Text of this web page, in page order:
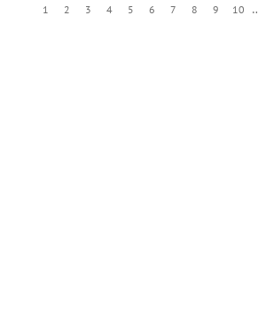
1 2 3 4 5 6 7 8 9 10